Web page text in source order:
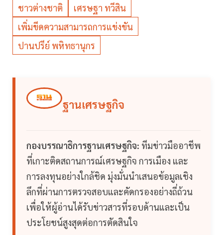
ชาวต่างชาติ
เศรษฐา ทวีสิน
เพิ่มขีดความสามารถการแข่งขัน
ปานปรีย์ พหิทธานุกร
ฐานเศรษฐกิจ
กองบรรณาธิการฐานเศรษฐกิจ: ทีมข่าวมืออาชีพ
ที่เกาะติดสถานการณ์เศรษฐกิจ การเมือง และ
การลงทุนอย่างใกล้ชิด มุ่งมั่นนำเสนอข้อมูลเชิง
ลึกที่ผ่านการตรวจสอบและคัดกรองอย่างถี่ถ้วน
เพื่อให้ผู้อ่านได้รับข่าวสารที่รอบด้านและเป็น
ประโยชน์สูงสุดต่อการตัดสินใจ